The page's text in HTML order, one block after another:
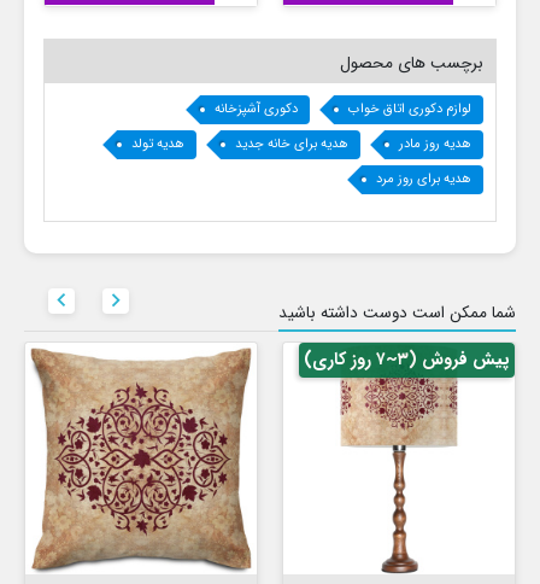
برچسب های محصول
لوازم دکوری اتاق خواب
دکوری آشپزخانه
هدیه روز مادر
هدیه برای خانه جدید
هدیه تولد
هدیه برای روز مرد
شما ممکن است دوست داشته باشید 
پیش فروش (۳~۷ روز کاری)
